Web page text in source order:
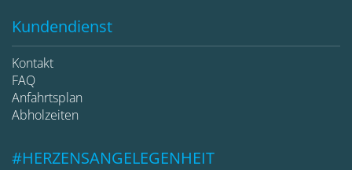
Kundendienst
Kontakt
FAQ
Anfahrtsplan
Abholzeiten
#HERZENSANGELEGENHEIT